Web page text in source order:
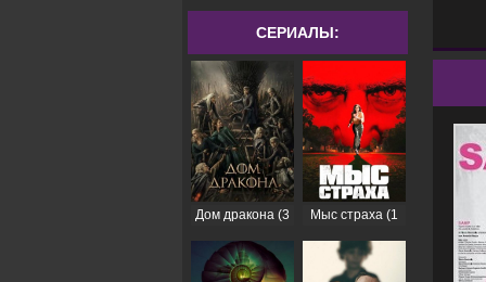
СЕРИАЛЫ:
Дом дракона (3
Мыс страха (1